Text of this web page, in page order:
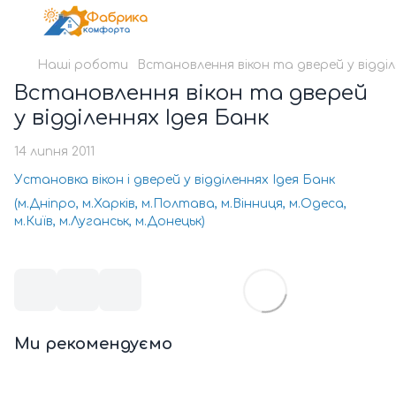
Наші роботи Встановлення вікон та дверей у
Встановлення вікон та дверей
у відділеннях Ідея Банк
14 липня 2011
Установка вікон і дверей у відділеннях Ідея Банк
(м.Дніпро, м.Харків, м.Полтава, м.Вінниця, м.Одеса,
м.Київ, м.Луганськ, м.Донецьк)
Ми рекомендуємо